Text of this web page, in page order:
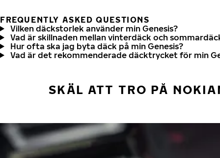
FREQUENTLY ASKED QUESTIONS
Vilken däckstorlek använder min Genesis?
Vad är skillnaden mellan vinterdäck och
Hur ofta ska jag byta däck på min Genesis?
Vad är det rekommenderade däcktrycket för min
SKÄL ATT TRO PÅ